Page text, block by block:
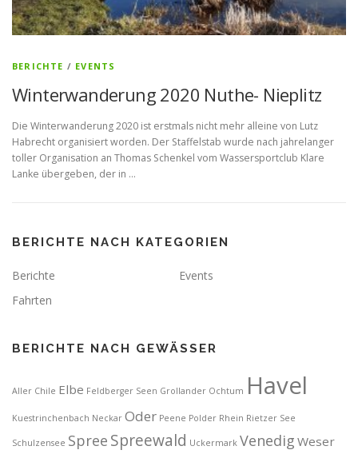
BERICHTE / EVENTS
Winterwanderung 2020 Nuthe- Nieplitz
Die Winterwanderung 2020 ist erstmals nicht mehr alleine von Lutz
Habrecht organisiert worden. Der Staffelstab wurde nach jahrelanger
toller Organisation an Thomas Schenkel vom Wassersportclub Klare
Lanke übergeben, der in …
BERICHTE NACH KATEGORIEN
Berichte
Events
Fahrten
BERICHTE NACH GEWÄSSER
Aller Chile Elbe Feldberger Seen Grollander Ochtum Havel
Kuestrinchenbach Neckar Oder Peene Polder Rhein Rietzer See
Schulzensee Spree Spreewald Uckermark Venedig Weser